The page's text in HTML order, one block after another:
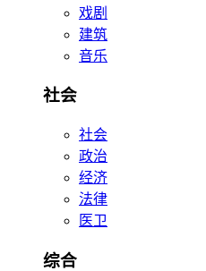
戏剧
建筑
音乐
社会
社会
政治
经济
法律
医卫
综合